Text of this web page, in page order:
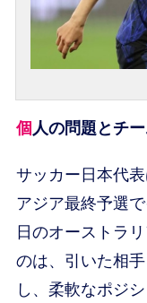
個人の問題とチ
サッカー日本代
アジア最終予選
日のオーストラ
のは、引いた相
し、柔軟なポジ